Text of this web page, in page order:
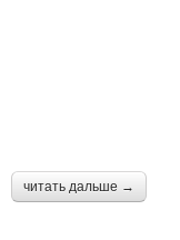
читать дальше →